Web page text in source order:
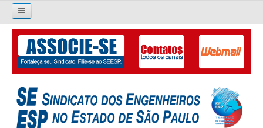
Pesquisar...
O SINDICATO
APRESENTAÇÃO
PALAVRA DO PRESIDENTE